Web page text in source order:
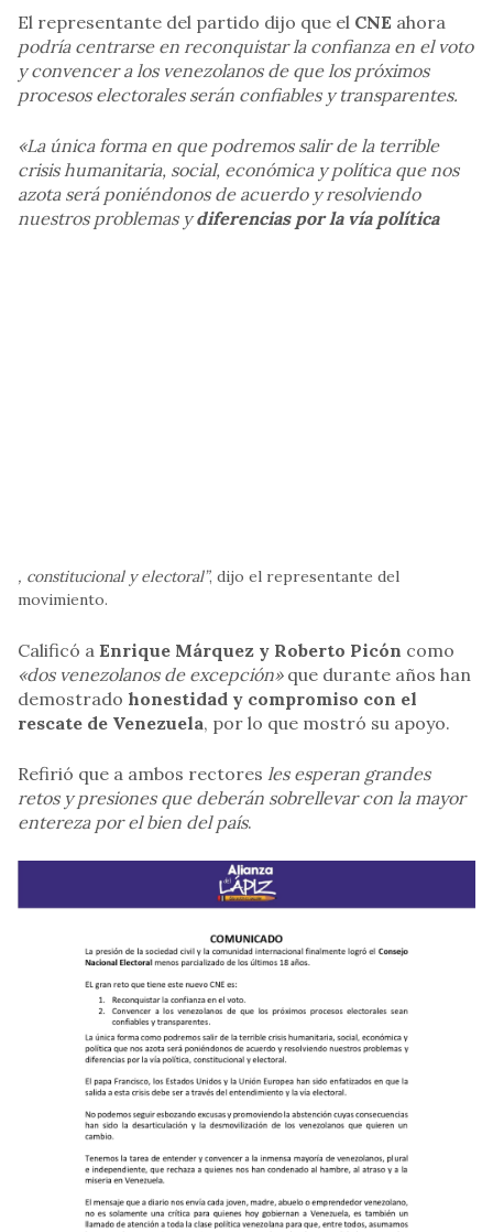
El representante del partido dijo que el CNE ahora
podría centrarse en reconquistar la confianza en el voto
y convencer a los venezolanos de que los próximos
procesos electorales serán confiables y transparentes.
«La única forma en que podremos salir de la terrible
crisis humanitaria, social, económica y política que nos
azota será poniéndonos de acuerdo y resolviendo
nuestros problemas ydiferencias por la vía política
, constitucional y electoral”, dijo el representante del
movimiento.
Calificó a Enrique Márquez y Roberto Picón como
«dos venezolanos de excepción» que durante años han
demostrado honestidad y compromiso con el
rescate de Venezuela, por lo que mostró su apoyo.
Refirió que a ambos rectores les esperan grandes
retos y presiones que deberán sobrellevar con la mayor
entereza por el bien del país.